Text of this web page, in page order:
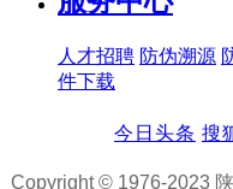
人才招聘 防伪溯源
件下载
今日头条 搜
Copyright © 1976-2023